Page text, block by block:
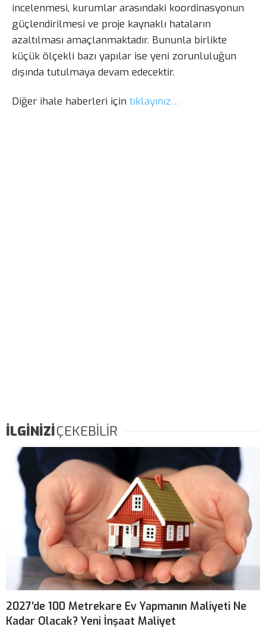
incelenmesi, kurumlar arasındaki koordinasyonun
güçlendirilmesi ve proje kaynaklı hataların
azaltılması amaçlanmaktadır. Bununla birlikte
küçük ölçekli bazı yapılar ise yeni zorunluluğun
dışında tutulmaya devam edecektir.
Diğer ihale haberleri için tıklayınız…
İLGİNİZİÇEKEBİLİR
2027’de 100 Metrekare Ev Yapmanın Maliyeti Ne
Kadar Olacak? Yeni İnşaat Maliyet